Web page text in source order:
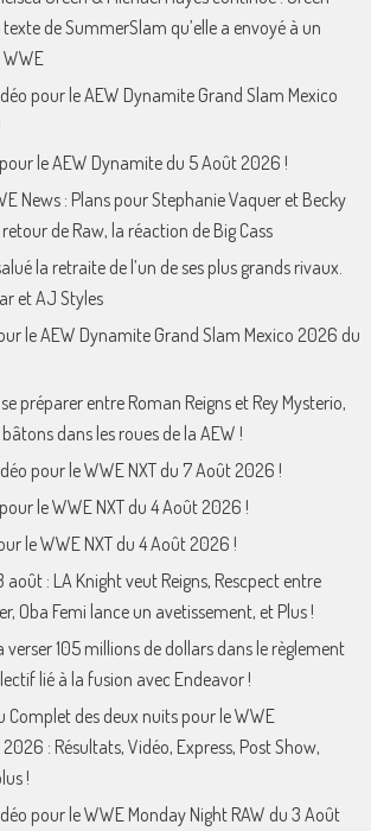
texte de SummerSlam qu’elle a envoyé à un
pour le AEW Dynamite Grand Slam Mexico
le AEW Dynamite du 5 Août 2026 !
News : Plans pour Stephanie Vaquer et Becky
de Raw, la réaction de Big Cass
la retraite de l’un de ses plus grands rivaux.
et AJ Styles
le AEW Dynamite Grand Slam Mexico 2026 du
préparer entre Roman Reigns et Rey Mysterio,
dans les roues de la AEW !
pour le WWE NXT du 7 Août 2026 !
le WWE NXT du 4 Août 2026 !
le WWE NXT du 4 Août 2026 !
août : LA Knight veut Reigns, Rescpect entre
Oba Femi lance un avetissement, et Plus !
verser 105 millions de dollars dans le règlement
lié à la fusion avec Endeavor !
Complet des deux nuits pour le WWE
: Résultats, Vidéo, Express, Post Show,
!
pour le WWE Monday Night RAW du 3 Août